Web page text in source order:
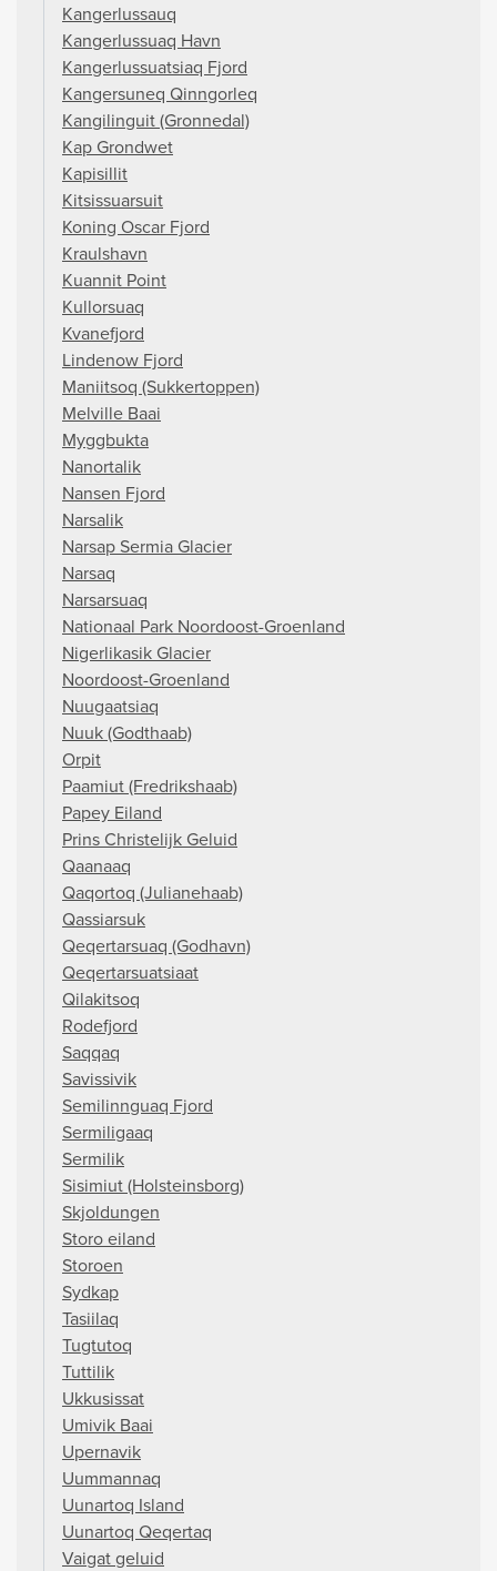
Kangerlussauq
Kangerlussuaq Havn
Kangerlussuatsiaq Fjord
Kangersuneq Qinngorleq
Kangilinguit (Gronnedal)
Kap Grondwet
Kapisillit
Kitsissuarsuit
Koning Oscar Fjord
Kraulshavn
Kuannit Point
Kullorsuaq
Kvanefjord
Lindenow Fjord
Maniitsoq (Sukkertoppen)
Melville Baai
Myggbukta
Nanortalik
Nansen Fjord
Narsalik
Narsap Sermia Glacier
Narsaq
Narsarsuaq
Nationaal Park Noordoost-Groenland
Nigerlikasik Glacier
Noordoost-Groenland
Nuugaatsiaq
Nuuk (Godthaab)
Orpit
Paamiut (Fredrikshaab)
Papey Eiland
Prins Christelijk Geluid
Qaanaaq
Qaqortoq (Julianehaab)
Qassiarsuk
Qeqertarsuaq (Godhavn)
Qeqertarsuatsiaat
Qilakitsoq
Rodefjord
Saqqaq
Savissivik
Semilinnguaq Fjord
Sermiligaaq
Sermilik
Sisimiut (Holsteinsborg)
Skjoldungen
Storo eiland
Storoen
Sydkap
Tasiilaq
Tugtutoq
Tuttilik
Ukkusissat
Umivik Baai
Upernavik
Uummannaq
Uunartoq Island
Uunartoq Qeqertaq
Vaigat geluid